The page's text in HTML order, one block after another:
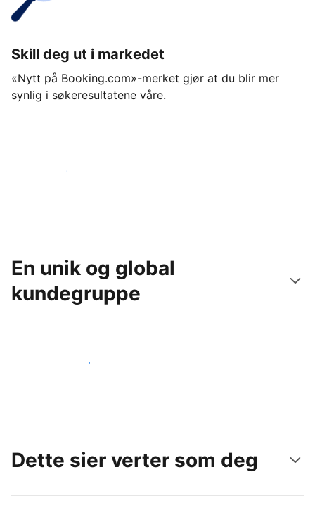
Skill deg ut i markedet
«Nytt på Booking.com»-merket gjør at du blir mer
synlig i søkeresultatene våre.
Kom i gang i dag
En unik og global
kundegruppe
Nå ut til nye gjester i dag
Dette sier verter som deg